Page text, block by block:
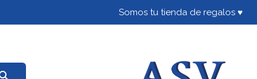
Somos tu tienda de regalos ♥